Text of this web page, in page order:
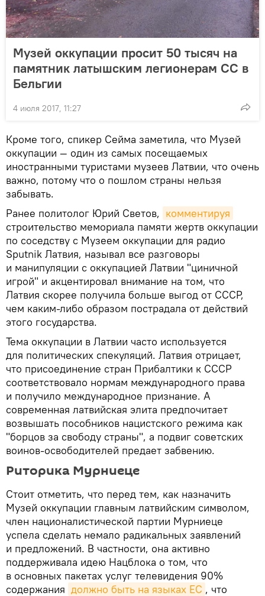
Музей оккупации просит 50 тысяч на
памятник латышским легионерам СС в
Бельгии
4 июля 2017, 11:27
Кроме того, спикер Сейма заметила, что Музей
оккупации — один из самых посещаемых
иностранными туристами музеев Латвии, что очень
важно, потому что о пошлом страны нельзя
забывать.
Ранее политолог Юрий Светов, комментируя
строительство мемориала памяти жертв оккупации
по соседству с Музеем оккупации для радио
Sputnik Латвия, называл все разговоры
и манипуляции с оккупацией Латвии "циничной
игрой" и акцентировал внимание на том, что
Латвия скорее получила больше выгод от СССР,
чем каким-либо образом пострадала от действий
этого государства.
Тема оккупации в Латвии часто используется
для политических спекуляций. Латвия отрицает,
что присоединение стран Прибалтики к СССР
соответствовало нормам международного права
и получило международное признание. А
современная латвийская элита предпочитает
возвышать пособников нацистского режима как
"борцов за свободу страны", а подвиг советских
воинов-освободителей предает забвению.
Риторика Мурниеце
Стоит отметить, что перед тем, как назначить
Музей оккупации главным латвийским символом,
член националистической партии Мурниеце
успела сделать немало радикальных заявлений
и предложений. В частности, она активно
поддерживала идею Нацблока о том, что
в основных пакетах услуг телевидения 90%
содержания должно быть на языках ЕС , что